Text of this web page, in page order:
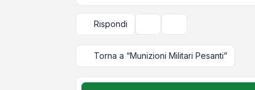
Rispondi
Torna a “Munizioni Militari Pesanti”